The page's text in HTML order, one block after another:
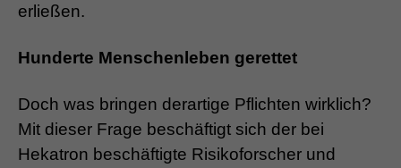
erließen.
Hunderte Menschenleben gerettet
Doch was bringen derartige Pflichten wirklich?
Mit dieser Frage beschäftigt sich der bei
Hekatron beschäftigte Risikoforscher und